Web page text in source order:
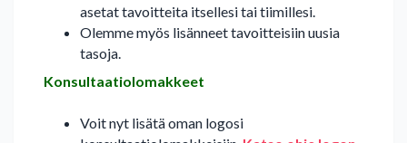
asetat tavoitteita itsellesi tai tiimillesi.
Olemme myös lisänneet tavoitteisiin uusia
tasoja.
Konsultaatiolomakkeet
Voit nyt lisätä oman logosi